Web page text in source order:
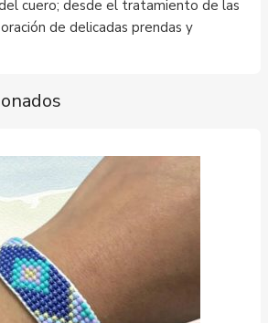
cuero; desde el tratamiento de las
de delicadas prendas y